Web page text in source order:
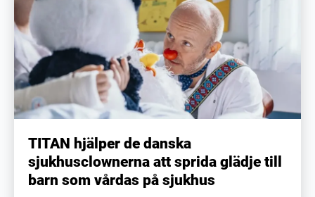
TITAN hjälper de danska
sjukhusclownerna att sprida glädje till
barn som vårdas på sjukhus